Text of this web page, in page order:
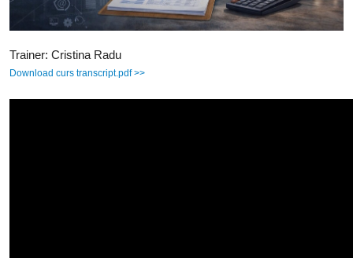
Trainer: Cristina Radu
Download curs transcript.pdf >>